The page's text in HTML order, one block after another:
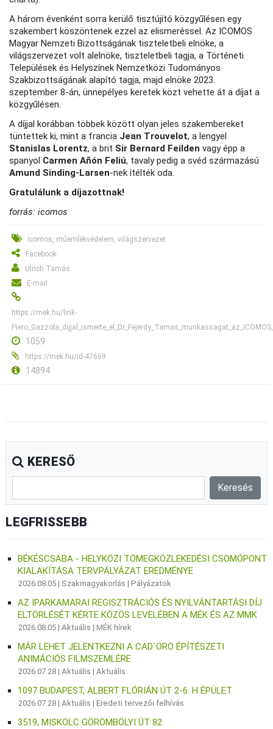
A három évenként sorra kerülő tisztújító közgyűlésen egy
szakembert köszöntenek ezzel az elismeréssel. Az ICOMOS
Magyar Nemzeti Bizottságának tiszteletbeli elnöke, a
világszervezet volt alelnöke, tiszteletbeli tagja, a Történeti
Települések és Helyszínek Nemzetközi Tudományos
Szakbizottságának alapító tagja, majd elnöke 2023.
szeptember 8-án, ünnepélyes keretek közt vehette át a díjat a
közgyűlésen.
A díjjal korábban többek között olyan jeles szakembereket
tüntettek ki, mint a francia Jean Trouvelot, a lengyel
Stanislas Lorentz, a brit Sir Bernard Feilden vagy épp a
spanyol Carmen Añón Feliú, tavaly pedig a svéd származású
Amund Sinding-Larsen-nek ítélték oda.
Gratulálunk a díjazottnak!
forrás: icomos
icomos, műemlékvédelem, világszervezet
Facebook
Ulrich Tamás
E-mail
https://mek.hu/link-
1059
https://mek.hu/id-47669
14894
KERESŐ
LEGFRISSEBB
BÉKÉSCSABA - HELYKÖZI TÖMEGKÖZLEKEDÉSI CSOMÓPONT
KIALAKÍTÁSA TERVPÁLYÁZAT EREDMÉNYE
2026.08.05 | Szakmagyakorlás |Pályázatok
AZ IPARKAMARAI REGISZTRÁCIÓS ÉS NYILVÁNTARTÁSI DÍJ
ELTÖRLÉSÉT KÉRTE KÖZÖS LEVELÉBEN A MÉK ÉS AZ MMK
2026.08.05 |Aktuális |MÉK hírek
MÁR LEHET JELENTKEZNI A CAD`ORO ÉPÍTÉSZETI
ANIMÁCIÓS FILMSZEMLÉRE
2026.07.28 |Aktuális |Aktuális
1097 BUDAPEST, ALBERT FLÓRIÁN ÚT 2-6. H ÉPÜLET
2026.07.28 |Aktuális |Eredeti tervezői felhívás
3519, MISKOLC GÖRÖMBÖLYI ÚT 82